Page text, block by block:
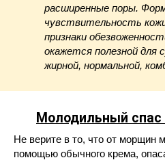
расширенные поры.
чувствительность
признаки
окажется полезной для
жирной, нормальной,
Молодильный спас
Не верите в то, что от морщин
помощью обычного крема,